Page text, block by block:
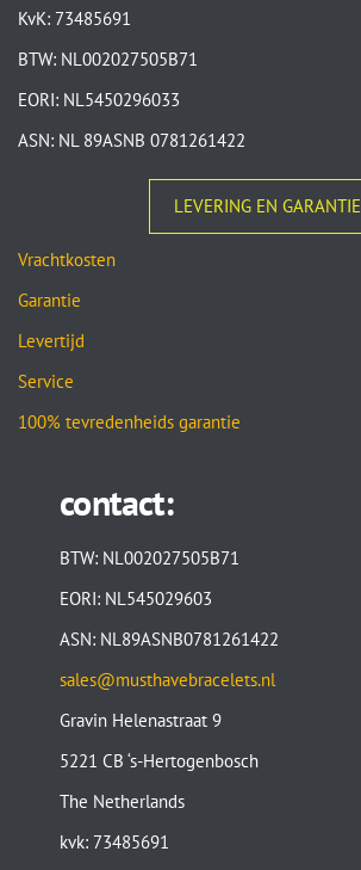
KvK: 73485691
BTW: NL002027505B71
EORI: NL5450296033
ASN: NL 89ASNB 0781261422
LEVERING EN GARANTIE
Vrachtkosten
Garantie
Levertijd
Service
100% tevredenheids garantie
contact:
BTW: NL002027505B71
EORI: NL545029603
ASN: NL89ASNB0781261422
sales@musthavebracelets.nl
Gravin Helenastraat 9
5221 CB ‘s-Hertogenbosch
The Netherlands
kvk: 73485691